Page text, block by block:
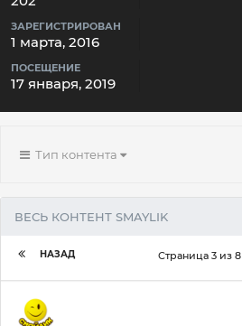
ЗАРЕГИСТРИРОВАН
1 марта, 2016
ПОСЕЩЕНИЕ
17 января, 2019
Тип контента
ВЕСЬ КОНТЕНТ SMAYLIK
НАЗАД Страница 3 из 8